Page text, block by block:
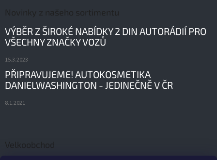
Novinky z našeho sortimentu
VÝBĚR Z ŠIROKÉ NABÍDKY 2 DIN AUTORÁDIÍ PRO
VŠECHNY ZNAČKY VOZŮ
15.3.2023
PŘIPRAVUJEME! AUTOKOSMETIKA
DANIELWASHINGTON - JEDINEČNĚ V ČR
8.1.2021
Velkoobchod